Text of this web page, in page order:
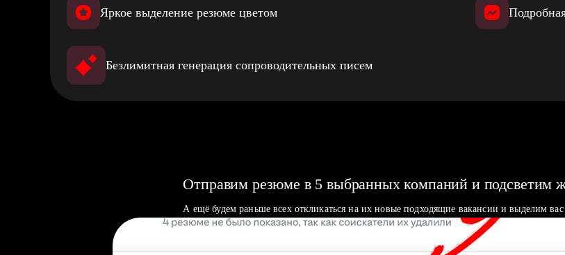
Яркое выделение резюме цветом
Безлимитная генерация сопроводительных писем
Отправим резюме в 5 выбранных компаний и подсветим
А ещё будем раньше всех откликаться на их новые подходящие вакансии и выделим